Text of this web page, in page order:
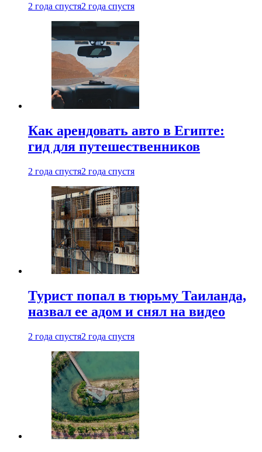
2 года спустя2 года спустя
Как арендовать авто в Египте:
гид для путешественников
2 года спустя2 года спустя
Турист попал в тюрьму Таиланда,
назвал ее адом и снял на видео
2 года спустя2 года спустя